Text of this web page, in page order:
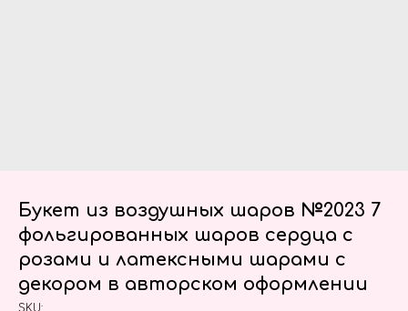
Букет из воздушных шаров №2023 7
фольгированных шаров сердца с
розами и латексными шарами с
декором в авторском оформлении
SKU: